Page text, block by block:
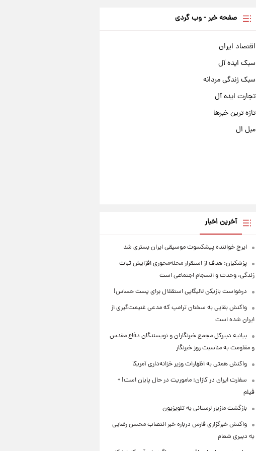
صفحه خبر - وب گردی
اقتصاد ایران
سبک ایده آل
سبک زندگی مردانه
تجارت ایده آل
تازه ترین خبرها
مبل ال
آخرین اخبار
ایرج خواننده پیشکسوت موسیقی ایران بستری شد
پزشکیان: هدف از استقرار محله‌محوری افزایش ثبات
زندگی، وحدت و انسجام اجتماعی است
درخواست بازیکن لالیگایی استقلال برای پست حساس!
واکنش بقایی به سخنان ترامپ که مدعی غنیمت‌گیری از
ایران شده است
بیانیه دبیرکل مجمع خبرنگاران و نویسندگان دفاع مقدس
و مقاومت به مناسبت روز خبرنگار
واکنش همتی به اظهارات وزیر خزانه‌داری آمریکا
سفارت ایران در کازان: ماموریت در حال پایان است! +
فیلم
بازگشت مازیار لرستانی به تلویزیون
واکنش خبرگزاری فارس درباره خبر انتصاب محسن رضایی
به دبیری شعام